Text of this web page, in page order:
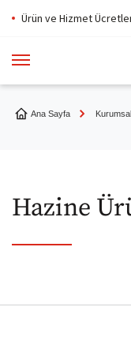
Ürün ve Hizmet
Ana Sayfa
Hazine